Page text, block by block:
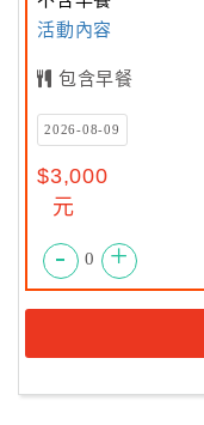
活動內容
包含早餐
2026-08-09
$3,000
元
- 0 +